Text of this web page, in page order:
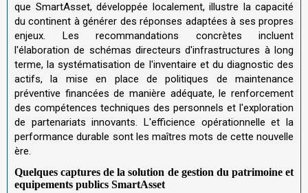
que SmartAsset, développée localement, illustre la capacité
du continent à générer des réponses adaptées à ses propres
enjeux. Les recommandations concrètes incluent
l'élaboration de schémas directeurs d'infrastructures à long
terme, la systématisation de l'inventaire et du diagnostic des
actifs, la mise en place de politiques de maintenance
préventive financées de manière adéquate, le renforcement
des compétences techniques des personnels et l'exploration
de partenariats innovants. L'efficience opérationnelle et la
performance durable sont les maîtres mots de cette nouvelle
ère.
Quelques captures de la solution de gestion du patrimoine et
equipements publics SmartAsset